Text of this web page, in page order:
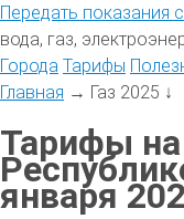
Передать показания
вода, газ,
Города Тарифы
Главная → Газ 2025 ↓
Тарифы на
января